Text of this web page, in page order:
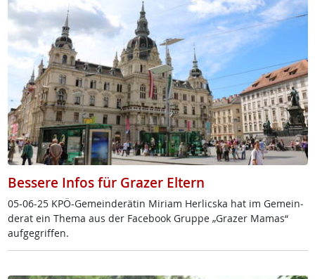
Bessere Infos für Grazer Eltern
05-06-25 KPÖ-Ge­mein­de­rä­tin Mi­riam Her­lics­ka hat im Ge­mein­
de­rat ein The­ma aus der Fa­ce­book Grup­pe „Gra­zer Ma­mas“
auf­ge­grif­fen.